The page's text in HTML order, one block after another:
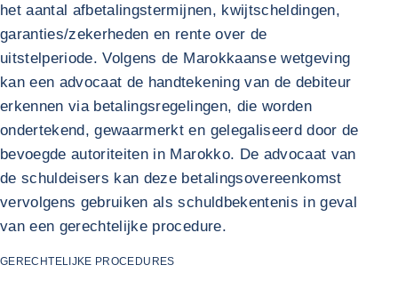
het aantal afbetalingstermijnen, kwijtscheldingen,
garanties/zekerheden en rente over de
uitstelperiode. Volgens de Marokkaanse wetgeving
kan een advocaat de handtekening van de debiteur
erkennen via betalingsregelingen, die worden
ondertekend, gewaarmerkt en gelegaliseerd door de
bevoegde autoriteiten in Marokko. De advocaat van
de schuldeisers kan deze betalingsovereenkomst
vervolgens gebruiken als schuldbekentenis in geval
van een gerechtelijke procedure.
GERECHTELIJKE PROCEDURES